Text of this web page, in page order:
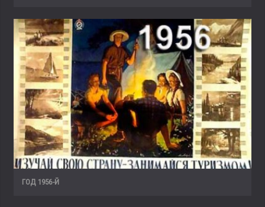
ГОД 1956-Й